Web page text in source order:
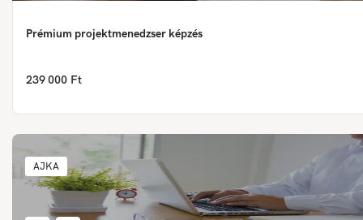
Prémium projektmenedzser képzés
239 000 Ft
AJKA